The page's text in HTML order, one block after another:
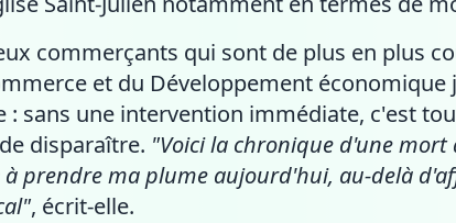
commerçants qui sont de plus en plus
et du Développement
sans une intervention immédiate, c'est
disparaître. "Voici la chronique d'une
prendre ma plume aujourd'hui, au-delà
, écrit-elle.